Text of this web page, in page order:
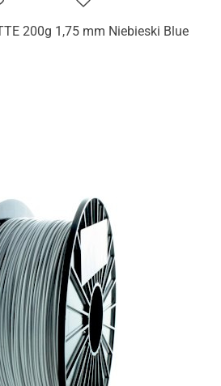
200g 1,75 mm Niebieski Blue